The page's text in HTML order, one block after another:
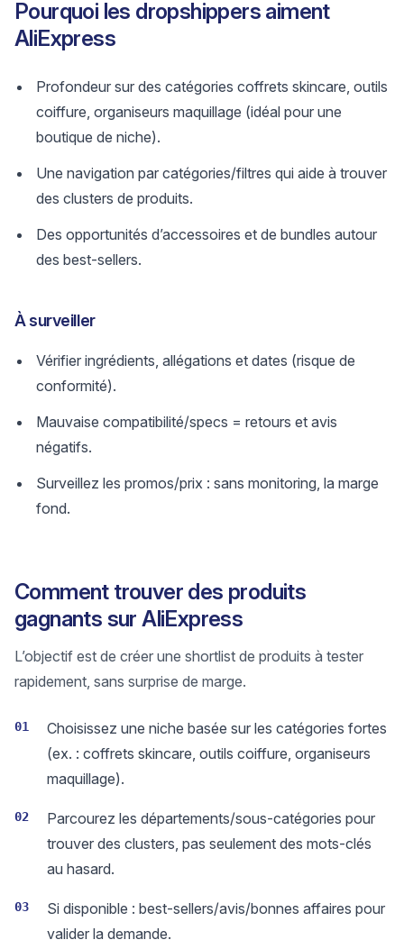
Pourquoi les dropshippers aiment
AliExpress
Profondeur sur des catégories coffrets skincare, outils
coiffure, organiseurs maquillage (idéal pour une
boutique de niche).
Une navigation par catégories/filtres qui aide à trouver
des clusters de produits.
Des opportunités d’accessoires et de bundles autour
des best-sellers.
À surveiller
Vérifier ingrédients, allégations et dates (risque de
conformité).
Mauvaise compatibilité/specs = retours et avis
négatifs.
Surveillez les promos/prix : sans monitoring, la marge
fond.
Comment trouver des produits
gagnants sur AliExpress
L’objectif est de créer une shortlist de produits à tester
rapidement, sans surprise de marge.
01
Choisissez une niche basée sur les catégories fortes
(ex. : coffrets skincare, outils coiffure, organiseurs
maquillage).
02
Parcourez les départements/sous-catégories pour
trouver des clusters, pas seulement des mots-clés
au hasard.
03
Si disponible : best-sellers/avis/bonnes affaires pour
valider la demande.